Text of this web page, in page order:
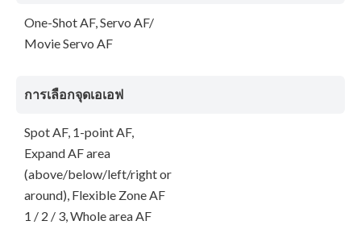
One-Shot AF, Servo AF/
Movie Servo AF
การเลือกจุดเอเอฟ
Spot AF, 1-point AF,
Expand AF area
(above/below/left/right or
around), Flexible Zone AF
1 / 2 / 3, Whole area AF